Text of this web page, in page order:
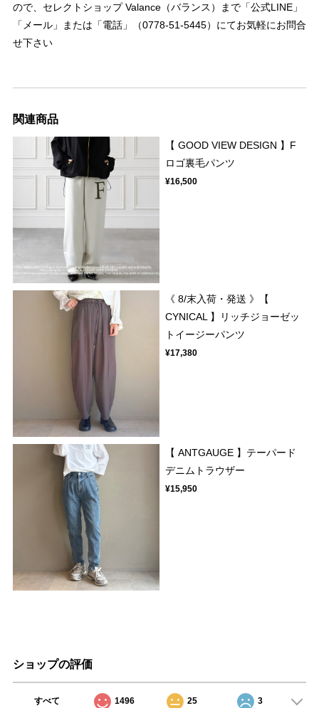
ので、セレクトショップ Valance（バランス）まで「公式LINE」
「メール」または「電話」（0778-51-5445）にてお気軽にお問合
せ下さい
関連商品
【 GOOD VIEW DESIGN 】F
ロゴ裏毛パンツ
¥16,500
《 8/末入荷・発送 》【
CYNICAL 】リッチジョーゼッ
トイージーパンツ
¥17,380
【 ANTGAUGE 】テーパード
デニムトラウザー
¥15,950
ショップの評価
すべて 1496 25 3